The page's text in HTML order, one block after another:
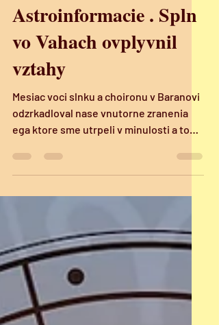
Astroinformacie . Spln
vo Vahach ovplyvnil
vztahy
Mesiac voci slnku a choironu v Baranovi
odzrkadloval nase vnutorne zranenia
ega ktore sme utrpeli v minulosti a to